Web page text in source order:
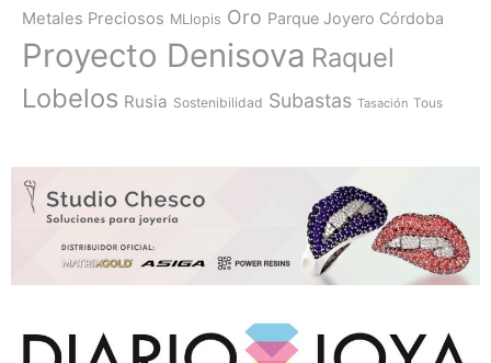
Metales Preciosos MLlopis Oro Parque Joyero Córdoba
Proyecto Denisova Raquel
Lobelos Rusia Sostenibilidad Subastas Tasación Tous